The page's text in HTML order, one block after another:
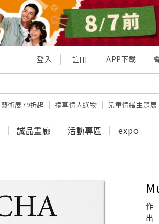
登入 註冊 APP下載
藝術展79折起 禮享情人選物 兒童情緒主題展
誠品畫廊 活動專區 expo
作
出